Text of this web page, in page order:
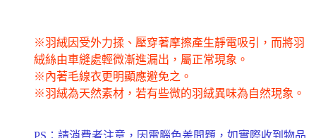
※羽絨因受外力揉、壓穿著摩擦產生靜電吸引，而將羽
絨絲由車縫處輕微漸進漏出，屬正常現象。
※內著毛線衣更明顯應避免之。
※羽絨為天然素材，若有些微的羽絨異味為自然現象。